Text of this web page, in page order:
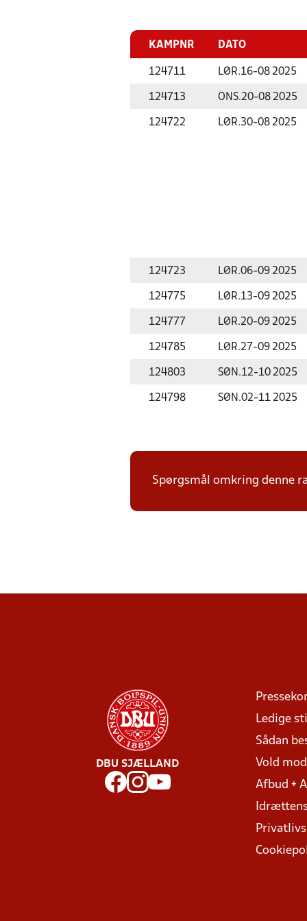
KAMPNR DATO
124711 LØR.16-08 2025
124713 ONS.20-08 2025
124722 LØR.30-08 2025
124723 LØR.06-09 2025
124775 LØR.13-09 2025
124777 LØR.20-09 2025
124785 LØR.27-09 2025
124803 SØN.12-10 2025
124798 SØN.02-11 2025
Spørgsmål omkring denne
DBU SJÆLLAND
Ledige
Sådan
Vold
Afbud +